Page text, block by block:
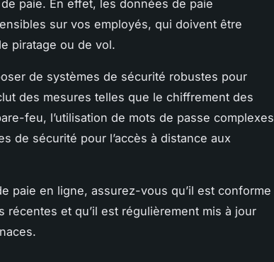
paie. En effet, les données de paie
sur vos employés, qui doivent être
piratage ou de vol.
de systèmes de sécurité robustes pour
des mesures telles que le chiffrement des
feu, l’utilisation de mots de passe complexes
de sécurité pour l’accès à distance aux
paie en ligne, assurez-vous qu’il est conforme
récentes et qu’il est régulièrement mis à jour